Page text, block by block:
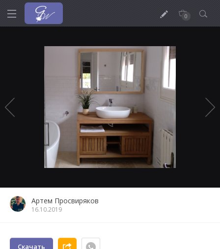
0
Артем Просвиряков
16.10.2019
Скачать